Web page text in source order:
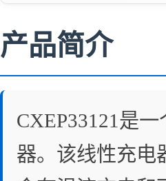
产品简介
CXEP33121是
器。该线性充电